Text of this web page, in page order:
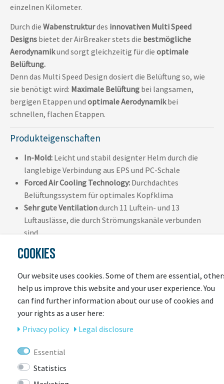
einzelnen Kilometer.
Durch die Wabenstrukturdes innovativen Multi Speed
Designs bietet der AirBreaker stets die bestmögliche
Aerodynamikund sorgt gleichzeitig für die optimale
Belüftung.
Denn das Multi Speed Design dosiert die Belüftung so, wie
sie benötigt wird: Maximale Belüftung bei langsamen,
bergigen Etappen und optimale Aerodynamikbei
schnellen, flachen Etappen.
Produkteigenschaften
In-Mold: Leicht und stabil designter Helm durch die
langlebige Verbindung aus EPS und PC-Schale
Forced Air Cooling Technology: Durchdachtes
Belüftungssystem für optimales Kopfklima
Sehr gute Ventilationdurch 11 Luftein- und 13
Luftauslässe, die durch Strömungskanäle verbunden
sind
Belüftung so dosiert, wie sie benötigt wird
hautfreundlich dank speziell entwickeltem Gurtprofil
Zoom Ace:
Feinjustierbares Verstellsystem mit
ActiCage Lite:
zur Optimierung der Stabilität
Bügelführung
Ponytail Kompatibilität:
COOKIES
Our website uses cookies. Some of them are essential,
help us improve this website and your user experience. You
can find further information about our use of cookies and
your rights as a user here:
Privacy policy
Legal disclosure
Essential
Statistics